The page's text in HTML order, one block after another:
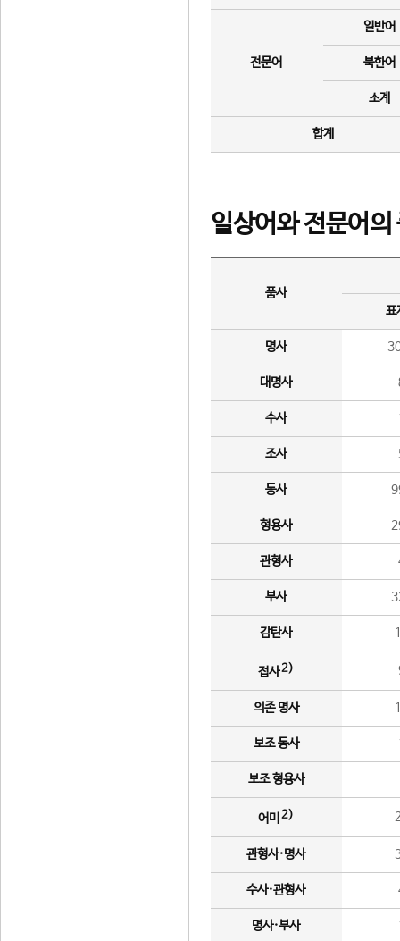
전문어
일반어
북한어
소계
합계
일상어와 전문어의
품사
표
명사
대명사
수사
조사
동사
형용사
관형사
부사
감탄사
접사2)
의존 명사
보조 동사
보조 형용사
어미 2)
관형사·명사
수사·관형사
명사·부사